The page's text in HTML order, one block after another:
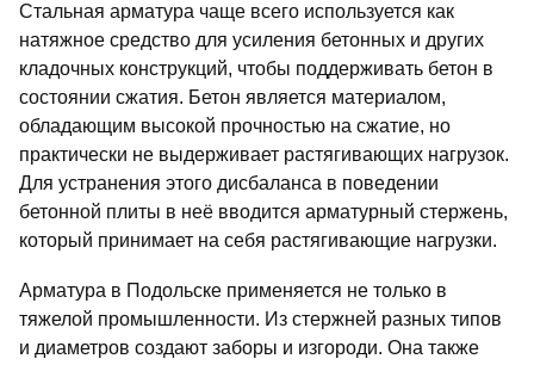
Стальная арматура чаще всего используется как
натяжное средство для усиления бетонных и других
кладочных конструкций, чтобы поддерживать бетон в
состоянии сжатия. Бетон является материалом,
обладающим высокой прочностью на сжатие, но
практически не выдерживает растягивающих нагрузок.
Для устранения этого дисбаланса в поведении
бетонной плиты в неё вводится арматурный стержень,
который принимает на себя растягивающие нагрузки.
Арматура в Подольске применяется не только в
тяжелой промышленности. Из стержней разных типов
и диаметров создают заборы и изгороди. Она также